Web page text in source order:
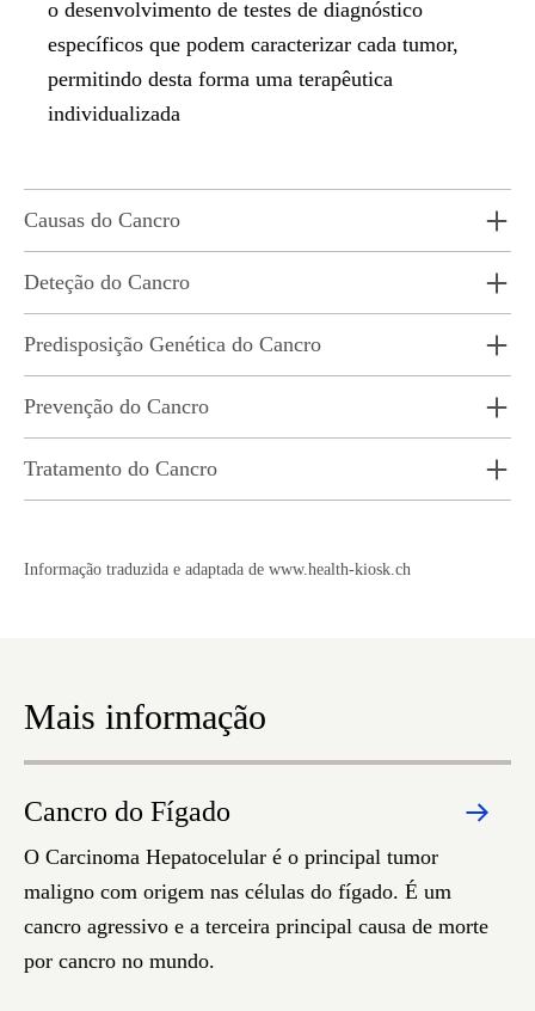
o desenvolvimento de testes de diagnóstico
específicos que podem caracterizar cada tumor,
permitindo desta forma uma terapêutica
individualizada
Causas do Cancro
Deteção do Cancro
Predisposição Genética do Cancro
Prevenção do Cancro
Tratamento do Cancro
Informação traduzida e adaptada de www.health-kiosk.ch
Mais informação
Cancro do Fígado
O Carcinoma Hepatocelular é o principal tumor
maligno com origem nas células do fígado. É um
cancro agressivo e a terceira principal causa de morte
por cancro no mundo.